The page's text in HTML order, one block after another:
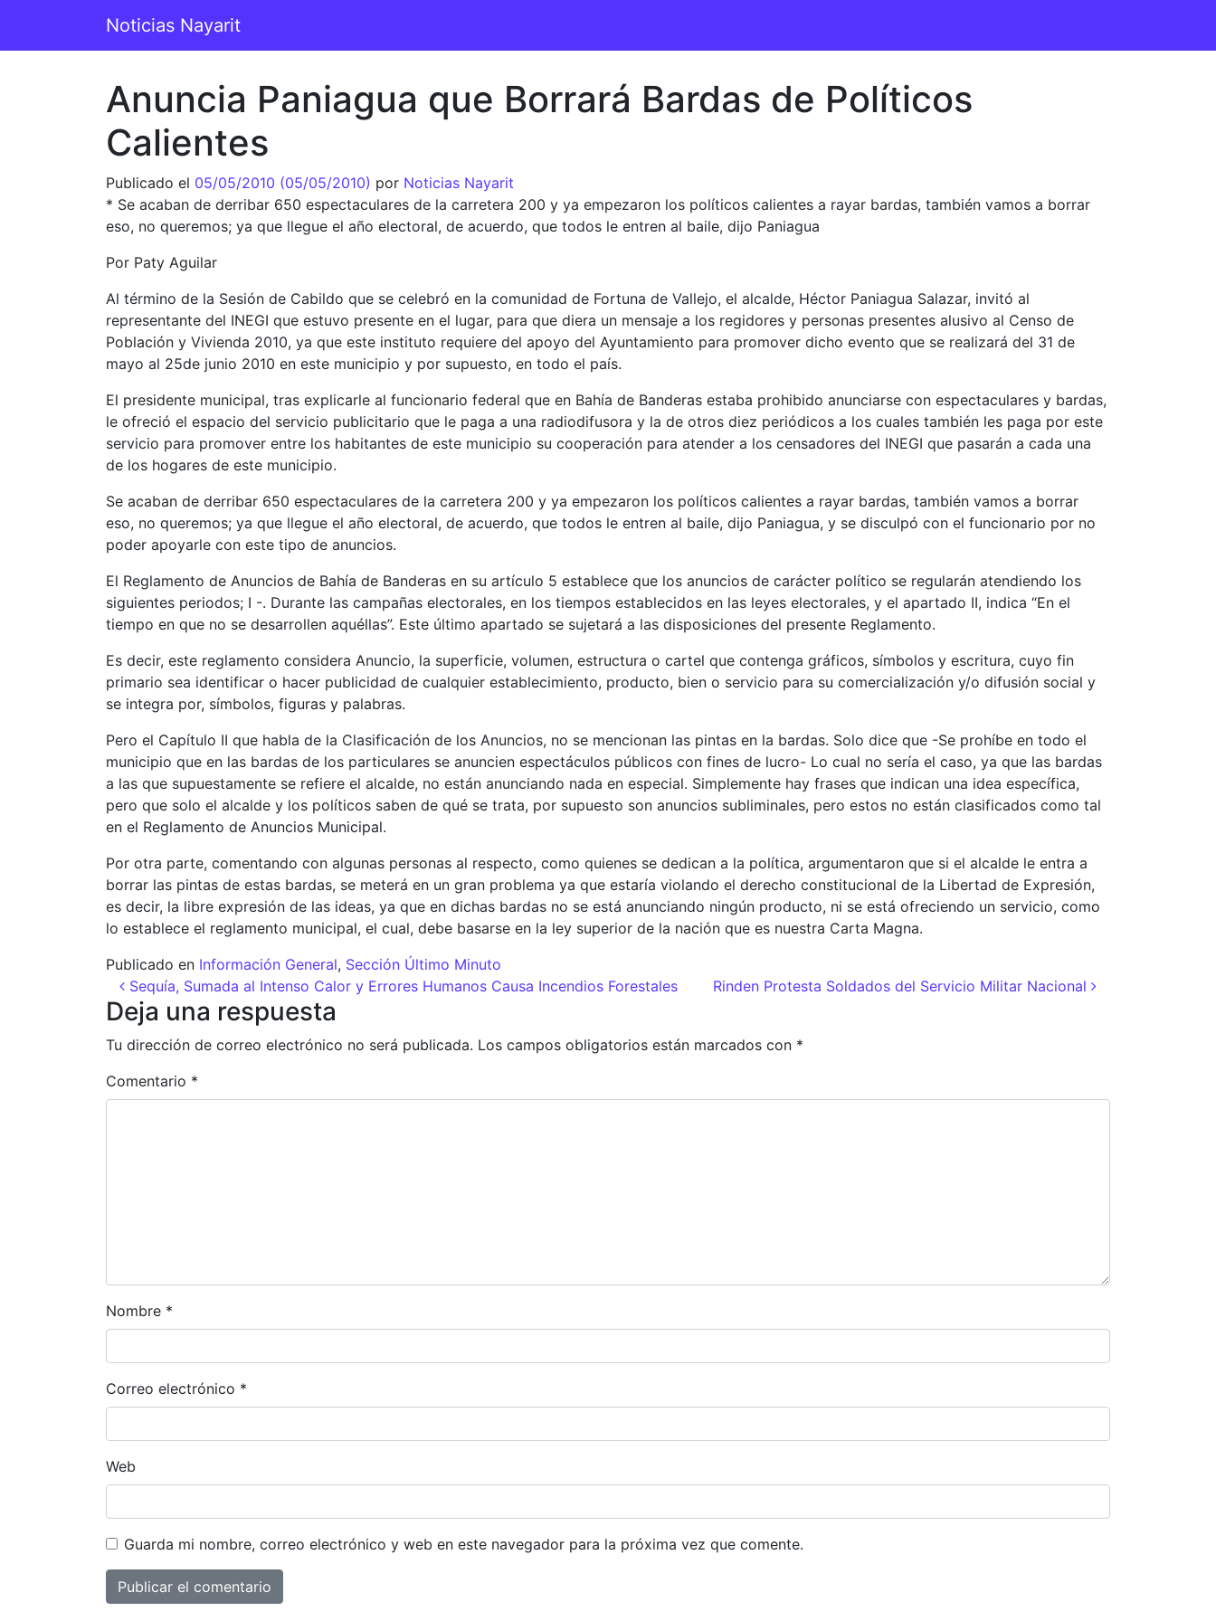
Navegación principal
Noticias Nayarit
Anuncia Paniagua que Borrará Bardas de Políticos
Calientes
Publicado el 05/05/2010 (05/05/2010) por Noticias Nayarit
* Se acaban de derribar 650 espectaculares de la carretera 200 y ya empezaron los políticos calientes a rayar bardas, también vamos a borrar
eso, no queremos; ya que llegue el año electoral, de acuerdo, que todos le entren al baile, dijo Paniagua
Por Paty Aguilar
Al término de la Sesión de Cabildo que se celebró en la comunidad de Fortuna de Vallejo, el alcalde, Héctor Paniagua Salazar, invitó al
representante del INEGI que estuvo presente en el lugar, para que diera un mensaje a los regidores y personas presentes alusivo al Censo de
Población y Vivienda 2010, ya que este instituto requiere del apoyo del Ayuntamiento para promover dicho evento que se realizará del 31 de
mayo al 25de junio 2010 en este municipio y por supuesto, en todo el país.
El presidente municipal, tras explicarle al funcionario federal que en Bahía de Banderas estaba prohibido anunciarse con espectaculares y bardas,
le ofreció el espacio del servicio publicitario que le paga a una radiodifusora y la de otros diez periódicos a los cuales también les paga por este
servicio para promover entre los habitantes de este municipio su cooperación para atender a los censadores del INEGI que pasarán a cada una
de los hogares de este municipio.
Se acaban de derribar 650 espectaculares de la carretera 200 y ya empezaron los políticos calientes a rayar bardas, también vamos a borrar
eso, no queremos; ya que llegue el año electoral, de acuerdo, que todos le entren al baile, dijo Paniagua, y se disculpó con el funcionario por no
poder apoyarle con este tipo de anuncios.
El Reglamento de Anuncios de Bahía de Banderas en su artículo 5 establece que los anuncios de carácter político se regularán atendiendo los
siguientes periodos; I -. Durante las campañas electorales, en los tiempos establecidos en las leyes electorales, y el apartado II, indica “En el
tiempo en que no se desarrollen aquéllas”. Este último apartado se sujetará a las disposiciones del presente Reglamento.
Es decir, este reglamento considera Anuncio, la superficie, volumen, estructura o cartel que contenga gráficos, símbolos y escritura, cuyo fin
primario sea identificar o hacer publicidad de cualquier establecimiento, producto, bien o servicio para su comercialización y/o difusión social y
se integra por, símbolos, figuras y palabras.
Pero el Capítulo II que habla de la Clasificación de los Anuncios, no se mencionan las pintas en la bardas. Solo dice que -Se prohíbe en todo el
municipio que en las bardas de los particulares se anuncien espectáculos públicos con fines de lucro- Lo cual no sería el caso, ya que las bardas
a las que supuestamente se refiere el alcalde, no están anunciando nada en especial. Simplemente hay frases que indican una idea específica,
pero que solo el alcalde y los políticos saben de qué se trata, por supuesto son anuncios subliminales, pero estos no están clasificados como tal
en el Reglamento de Anuncios Municipal.
Por otra parte, comentando con algunas personas al respecto, como quienes se dedican a la política, argumentaron que si el alcalde le entra a
borrar las pintas de estas bardas, se meterá en un gran problema ya que estaría violando el derecho constitucional de la Libertad de Expresión,
es decir, la libre expresión de las ideas, ya que en dichas bardas no se está anunciando ningún producto, ni se está ofreciendo un servicio, como
lo establece el reglamento municipal, el cual, debe basarse en la ley superior de la nación que es nuestra Carta Magna.
Publicado en Información General, Sección Último Minuto
Navegación de entradas
Sequía, Sumada al Intenso Calor y Errores Humanos Causa Incendios Forestales Rinden Protesta Soldados del Servicio Militar Nacional
Deja una respuesta
Tu dirección de correo electrónico no será publicada. Los campos obligatorios están marcados con *
Comentario *
Nombre *
Correo electrónico *
Web
Guarda mi nombre, correo electrónico y web en este navegador para la próxima vez que comente.